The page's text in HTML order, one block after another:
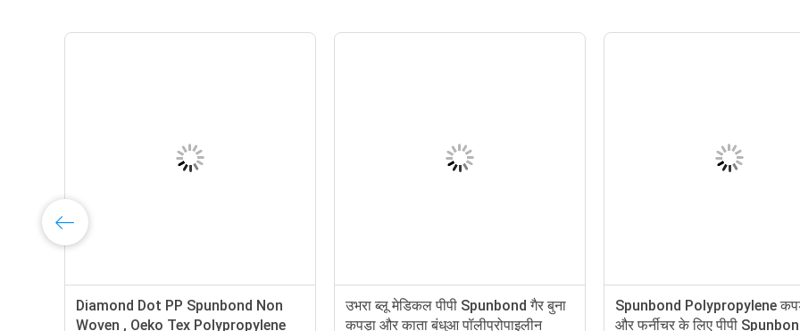
PP Spunbond Non
Pink Spunbond Fabric
गैर बुना पॉलीप्रोपाइलीन कपड़ा / पीपी
Spunbond गैर बुना कपड़ा नरम लग रहा है:
पॉलिएस्टर फैब्रिक सेसमॉइड पीपी गैर बुना
पॉलीप्रोपाइलीन सामग्री / पीपी स्पूनबॉन्ड गैर